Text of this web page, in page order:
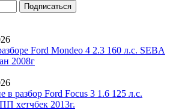
Ford Mondeo 4 2.3 160 л.с. SEBA
2008г
в разбор Ford Focus 3 1.6 125 л.с.
хетчбек 2013г.